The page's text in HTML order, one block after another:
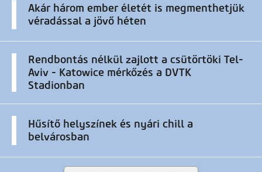
Akár három ember életét is megmenthetjük
véradással a jövő héten
Rendbontás nélkül zajlott a csütörtöki Tel-
Aviv - Katowice mérkőzés a DVTK
Stadionban
Hűsítő helyszínek és nyári chill a
belvárosban